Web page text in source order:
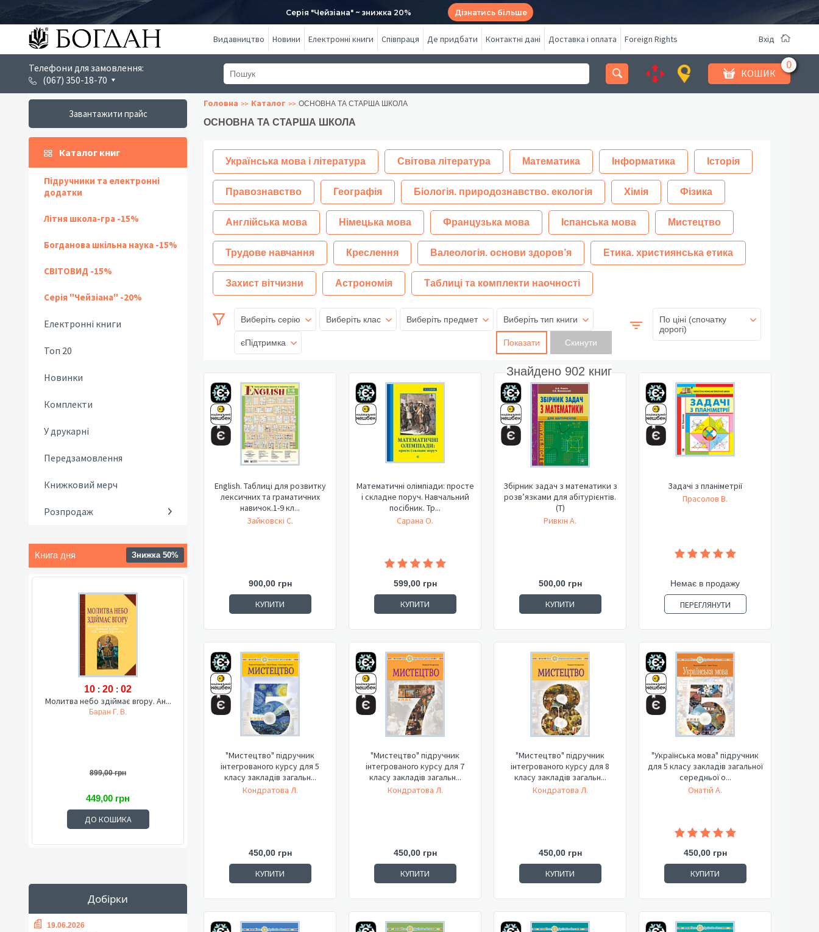
Серія "Чейзіана" ~ знижка 20% Дізнатись більше
Видавництво Новини Електронні книги Співпраця Де придбати Контактні дані Доставка і оплата Foreign Rights Вхід
Телефони для замовлення:
(067) 350-18-70
КОШИК
Завантажити прайс
Каталог книг
Підручники та електронні
додатки
Літня школа-гра -15%
Богданова шкільна наука -15%
СВІТОВИД -15%
Серія "Чейзіана" -20%
Електронні книги
Топ 20
Новинки
Комплекти
У друкарні
Передзамовлення
Книжковий мерч
Розпродаж
Книга дня Знижка 50%
10 : 20 : 01
Молитва небо здіймає вгору. Ан...
Баран Г. В.
899,00 грн
449,00 грн
ДО КОШИКА
Добірки
19.06.2026
Головна Каталог ОСНОВНА ТА СТАРША ШКОЛА
ОСНОВНА ТА СТАРША ШКОЛА
Українська мова і література Світова література Математика Інформатика Історія
Правознавство Географія Біологія. природознавство. екологія Хімія Фізика
Англійська мова Німецька мова Французька мова Іспанська мова Мистецтво
Трудове навчання Креслення Валеологія. основи здоров’я Етика. християнська етика
Захист вітчизни Астрономія Таблиці та комплекти наочності
Виберіть серію Виберіть клас Виберіть предмет Виберіть тип книги
єПідтримка Показати
Знайдено 902 книг
По ціні (спочатку
дорогі)
English. Таблиці для розвитку
лексичних та граматичних
навичок.1-9 кл...
Зайковскі С.
900,00 грн
КУПИТИ
Математичні олімпіади: просте
і складне поруч. Навчальний
посібник. Тр...
Сарана О.
599,00 грн
КУПИТИ
Збірник задач з математики з
розв’язками для абітурієнтів.
(Т)
Ривкін А.
500,00 грн
КУПИТИ
Задачі з планіметрії
Прасолов В.
Немає в продажу
ПЕРЕГЛЯНУТИ
"Мистецтво" підручник
інтегрованого курсу для 5
класу закладів загальн...
Кондратова Л.
450,00 грн
КУПИТИ
"Мистецтво" підручник
інтегрованого курсу для 7
класу закладів загальн...
Кондратова Л.
450,00 грн
КУПИТИ
"Мистецтво" підручник
інтегрованого курсу для 8
класу закладів загальн...
Кондратова Л.
450,00 грн
КУПИТИ
"Українська мова" підручник
для 5 класу закладів загальної
середньої о...
Онатій А.
450,00 грн
КУПИТИ